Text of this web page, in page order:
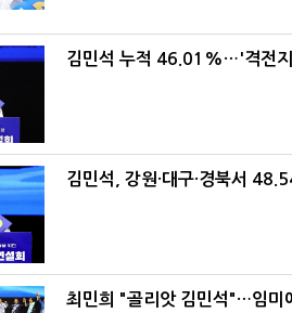
김민석 누적 46.01%…'격전
김민석, 강원·대구·경북서
최민희 "골리앗 김민석"…임미